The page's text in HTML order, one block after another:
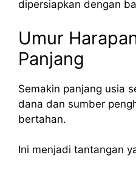
dipersiapkan dengan
Umur
Panjang
Semakin panjang usia
dana dan sumber
bertahan.
Ini menjadi tantangan